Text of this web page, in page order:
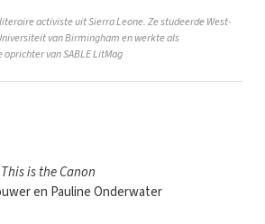
activiste uit Sierra Leone. Ze studeerde West-
van Birmingham en werkte als
van SABLE LitMag
This is the Canon
en Pauline Onderwater